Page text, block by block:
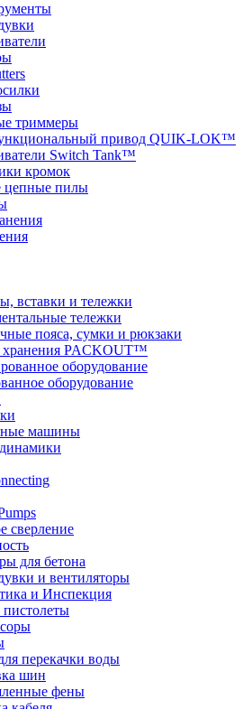
триммеры
привод QUIK-LOK™
Switch Tank™
кромок
цепные пилы
вставки и тележки
тележки
пояса, сумки и рюкзаки
хранения PACKOUT™
оборудование
машины
сверление
для бетона
и вентиляторы
и Инспекция
перекачки воды
шин
фены